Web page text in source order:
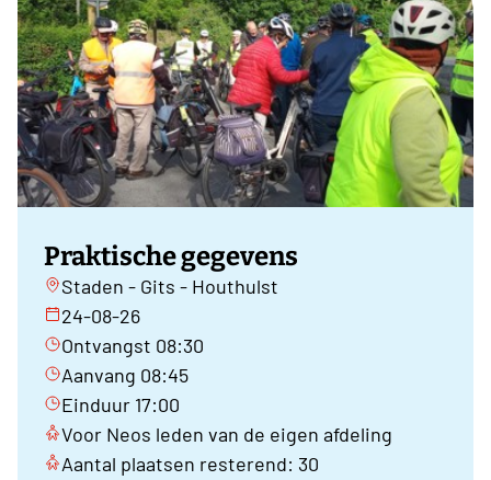
Praktische gegevens
Staden - Gits - Houthulst
24-08-26
Ontvangst 08:30
Aanvang 08:45
Einduur 17:00
Voor Neos leden van de eigen afdeling
Aantal plaatsen resterend: 30